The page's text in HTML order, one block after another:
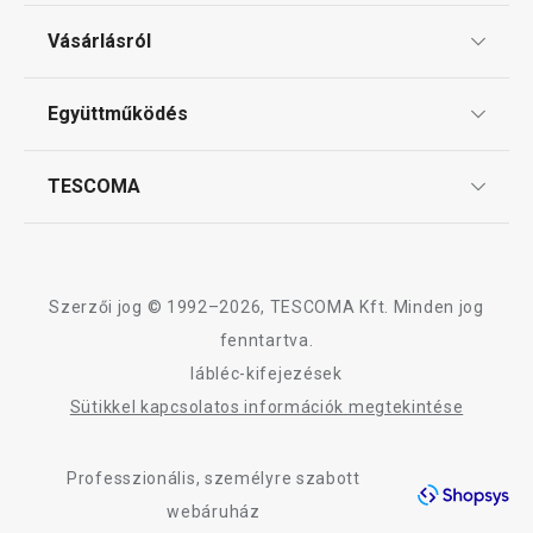
Gyakori kérdések
Vásárlásról
Reklamáció és termékvisszaküldés
Együttműködés
TESCOMA
Adatkezelési Tájékoztató
Szerzői jog © 1992–2026, TESCOMA Kft. Minden jog
fenntartva.
lábléc-kifejezések
Sütikkel kapcsolatos információk megtekintése
Professzionális, személyre szabott
webáruház